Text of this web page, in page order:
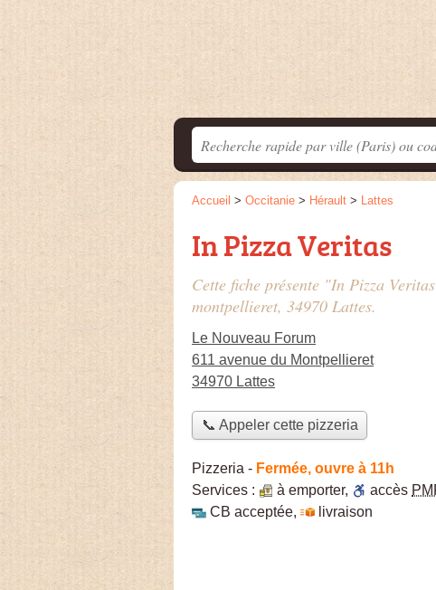
Accueil > Occitanie > Hérault > Lattes
In Pizza Veritas
Cette fiche présente "In Pizza
montpellieret, 34970 Lattes.
Le Nouveau Forum
611 avenue du Montpellieret
34970 Lattes
📞 Appeler cette pizzeria
Pizzeria - Fermée, ouvre à 11h
Services :
à emporter, accès
CB acceptée, livraison